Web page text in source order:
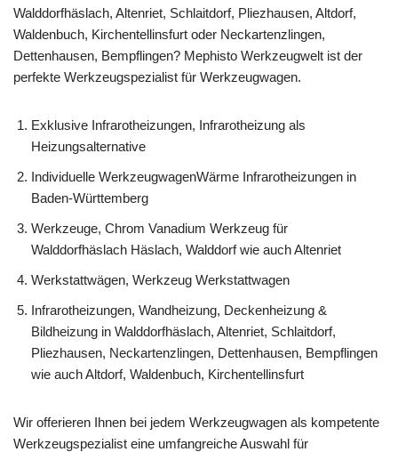
Walddorfhäslach, Altenriet, Schlaitdorf, Pliezhausen, Altdorf,
Waldenbuch, Kirchentellinsfurt oder Neckartenzlingen,
Dettenhausen, Bempflingen? Mephisto Werkzeugwelt ist der
perfekte Werkzeugspezialist für Werkzeugwagen.
Exklusive Infrarotheizungen, Infrarotheizung als
Heizungsalternative
Individuelle WerkzeugwagenWärme Infrarotheizungen in
Baden-Württemberg
Werkzeuge, Chrom Vanadium Werkzeug für
Walddorfhäslach Häslach, Walddorf wie auch Altenriet
Werkstattwägen, Werkzeug Werkstattwagen
Infrarotheizungen, Wandheizung, Deckenheizung &
Bildheizung in Walddorfhäslach, Altenriet, Schlaitdorf,
Pliezhausen, Neckartenzlingen, Dettenhausen, Bempflingen
wie auch Altdorf, Waldenbuch, Kirchentellinsfurt
Wir offerieren Ihnen bei jedem Werkzeugwagen als kompetente
Werkzeugspezialist eine umfangreiche Auswahl für